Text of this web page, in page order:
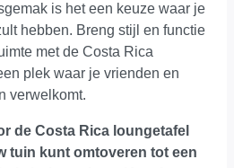
is het een keuze waar je
hebben. Breng stijl en functie
met de Costa Rica
plek waar je vrienden en
verwelkomt.
de Costa Rica loungetafel
tuin kunt omtoveren tot een